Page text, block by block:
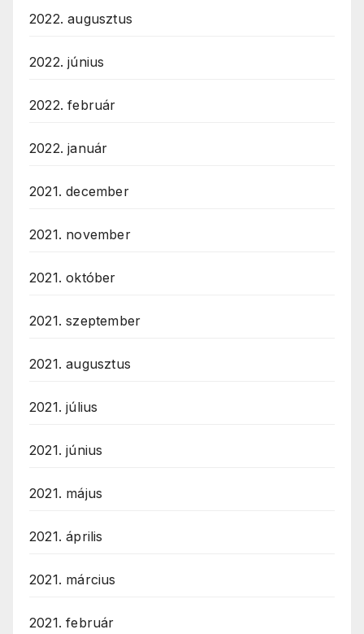
2022. augusztus
2022. június
2022. február
2022. január
2021. december
2021. november
2021. október
2021. szeptember
2021. augusztus
2021. július
2021. június
2021. május
2021. április
2021. március
2021. február